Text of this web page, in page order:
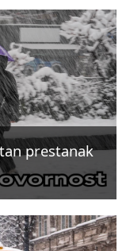
prestanak
prestanak
prestanak